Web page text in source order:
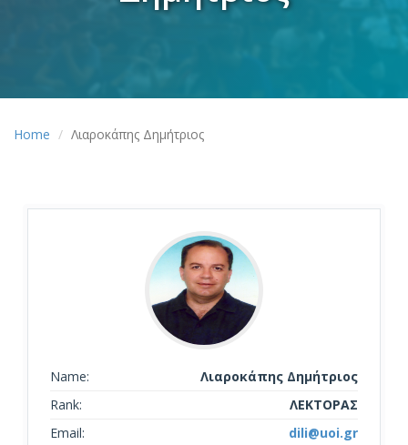
Home Λιαροκάπης Δημήτριος
Name:
Λιαροκάπης Δημήτριος
Rank:
ΛΕΚΤΟΡΑΣ
Email:
dili@uoi.gr